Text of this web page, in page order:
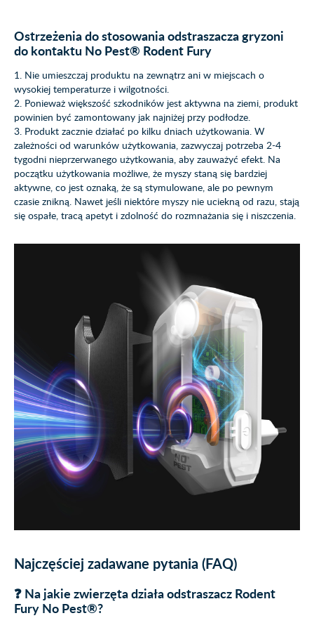
Ostrzeżenia do stosowania odstraszacza gryzoni
do kontaktu No Pest® Rodent Fury
1. Nie umieszczaj produktu na zewnątrz ani w miejscach o
wysokiej temperaturze i wilgotności.
2. Ponieważ większość szkodników jest aktywna na ziemi, produkt
powinien być zamontowany jak najniżej przy podłodze.
3. Produkt zacznie działać po kilku dniach użytkowania. W
zależności od warunków użytkowania, zazwyczaj potrzeba 2-4
tygodni nieprzerwanego użytkowania, aby zauważyć efekt. Na
początku użytkowania możliwe, że myszy staną się bardziej
aktywne, co jest oznaką, że są stymulowane, ale po pewnym
czasie znikną. Nawet jeśli niektóre myszy nie uciekną od razu, stają
się ospałe, tracą apetyt i zdolność do rozmnażania się i niszczenia.
Najczęściej zadawane pytania (FAQ)
❓ Na jakie zwierzęta działa odstraszacz Rodent
Fury No Pest®?